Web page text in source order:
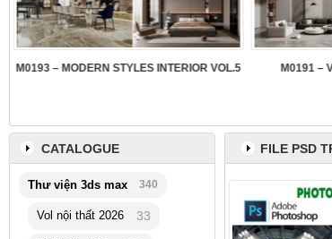
M0193 – MODERN STYLES INTERIOR VOL.5 M0191 –
FILE PSD
CATALOGUE
Thư viện 3ds max 340
Vol nội thất 2026 33